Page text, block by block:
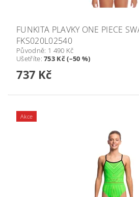
FUNKITA PLAVKY ONE PIECE
FKS020L02540
Původně: 1 490 Kč
Ušetříte:753 Kč (–50 %)
737 Kč
Akce